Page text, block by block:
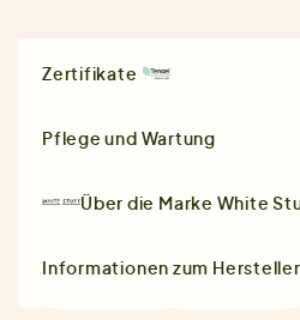
Zertifikate
Pflege und Wartung
Über die Marke White
Informationen zum Hersteller